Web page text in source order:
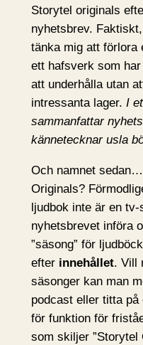
Storytel originals
nyhetsbrev.
tänka mig att förlora
ett hafsverk som
att underhålla utan
intressanta lager. I
sammanfattar
kännetecknar usla
Och namnet
Originals?
ljudbok inte är en
nyhetsbrevet införa
”säsong” för
efter innehållet. Vill
säsonger kan man
podcast eller titta
för funktion för
som skiljer ”Storytel